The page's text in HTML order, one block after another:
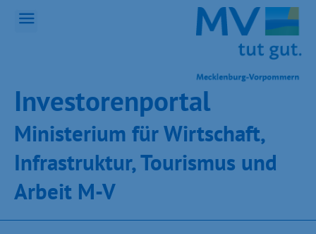
Inves­toren­por­tal
Ministeri­um für Wirt­schaft,
Infra­struk­tur, Tou­ris­mus und
Ar­beit M-V